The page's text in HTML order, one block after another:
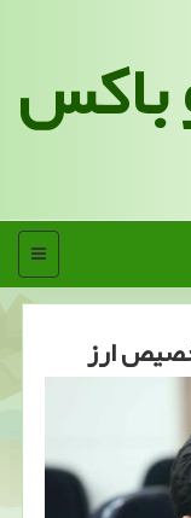
باکس
منو
ارز